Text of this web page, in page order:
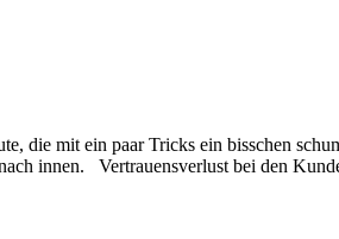
die mit ein paar Tricks ein bisschen
innen. Vertrauensverlust bei den